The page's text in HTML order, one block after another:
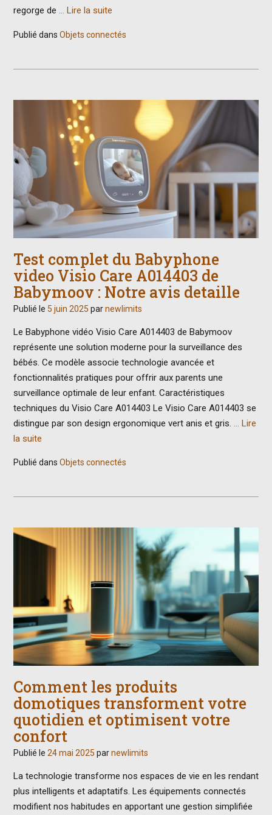
regorge de … Lire la suite
Publié dans Objets connectés
Test complet du Babyphone
video Visio Care A014403 de
Babymoov : Notre avis detaille
Publié le 5 juin 2025 parnewlimits
Le Babyphone vidéo Visio Care A014403 de Babymoov
représente une solution moderne pour la surveillance des
bébés. Ce modèle associe technologie avancée et
fonctionnalités pratiques pour offrir aux parents une
surveillance optimale de leur enfant. Caractéristiques
techniques du Visio Care A014403 Le Visio Care A014403 se
distingue par son design ergonomique vert anis et gris.
… Lire
la suite
Publié dans Objets connectés
Comment les produits
domotiques transforment votre
quotidien et optimisent votre
confort
Publié le 24 mai 2025 parnewlimits
La technologie transforme nos espaces de vie en les rendant
plus intelligents et adaptatifs. Les équipements connectés
modifient nos habitudes en apportant une gestion simplifiée